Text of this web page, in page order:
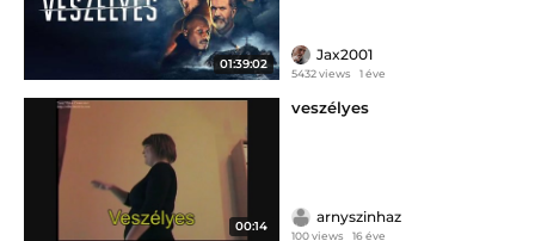
01:39:02
Jax2001
5432 views 1 éve
00:14
veszélyes
arnyszinhaz
100 views 16 éve